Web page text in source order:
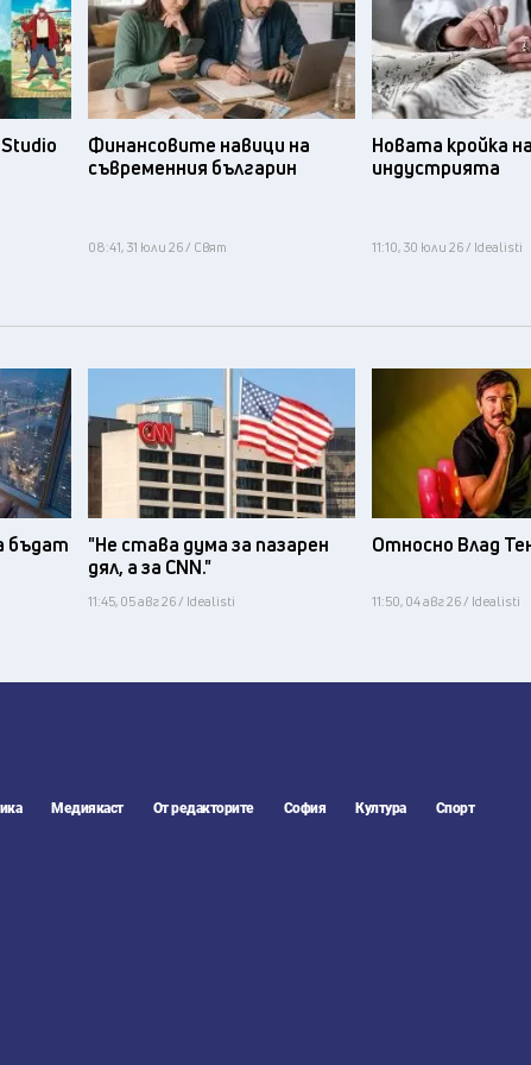
Финансовите навици на
съвременния българин
08:41, 31 юли 26 / Свят
Новата кройка
индустрията
11:10, 30 юли 26 / Idealisti
бъдат
"Не става дума за пазарен
дял, а за CNN."
11:45, 05 авг 26 / Idealisti
Относно Влад
11:50, 04 авг 26 / Idealisti
Медиякаст От редакторите София Култура
Спорт